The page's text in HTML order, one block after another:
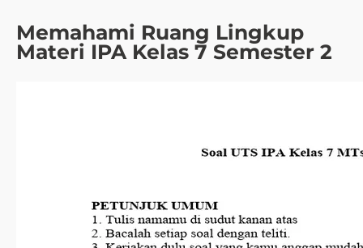
Memahami Ruang Lingkup
Materi IPA Kelas 7 Semester 2